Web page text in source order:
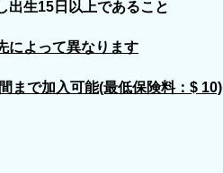
出生15日以上であること
によって異なります
まで加入可能(最低保険料：$ 10)